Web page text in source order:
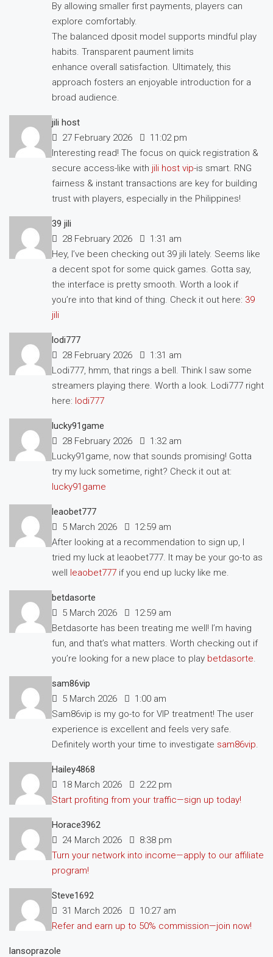
By allowing smaller first payments, players can
explore comfortably.
The balanced dposit model supports mindful play
habits. Transparent paument limits
enhance overall satisfaction. Ultimately, this
approach fosters an enjoyable introduction for a
broad audience.
jili host
27 February 2026
11:02 pm
Interesting read! The focus on quick registration &
secure access-like with jili host vip-is smart. RNG
fairness & instant transactions are key for building
trust with players, especially in the Philippines!
39 jili
28 February 2026
1:31 am
Hey, I’ve been checking out 39 jili lately. Seems like
a decent spot for some quick games. Gotta say,
the interface is pretty smooth. Worth a look if
you’re into that kind of thing. Check it out here: 39
jili
lodi777
28 February 2026
1:31 am
Lodi777, hmm, that rings a bell. Think I saw some
streamers playing there. Worth a look. Lodi777 right
here: lodi777
lucky91game
28 February 2026
1:32 am
Lucky91game, now that sounds promising! Gotta
try my luck sometime, right? Check it out at:
lucky91game
leaobet777
5 March 2026
12:59 am
After looking at a recommendation to sign up, I
tried my luck at leaobet777. It may be your go-to as
well leaobet777 if you end up lucky like me.
betdasorte
5 March 2026
12:59 am
Betdasorte has been treating me well! I’m having
fun, and that’s what matters. Worth checking out if
you’re looking for a new place to play betdasorte.
sam86vip
5 March 2026
1:00 am
Sam86vip is my go-to for VIP treatment! The user
experience is excellent and feels very safe.
Definitely worth your time to investigate sam86vip.
Hailey4868
18 March 2026
2:22 pm
Start profiting from your traffic—sign up today!
Horace3962
24 March 2026
8:38 pm
Turn your network into income—apply to our affiliate
program!
Steve1692
31 March 2026
10:27 am
Refer and earn up to 50% commission—join now!
lansoprazole